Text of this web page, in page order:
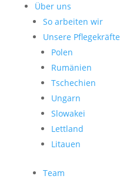
Über uns
So arbeiten wir
Unsere Pflegekräfte
Polen
Rumänien
Tschechien
Ungarn
Slowakei
Lettland
Litauen
Team